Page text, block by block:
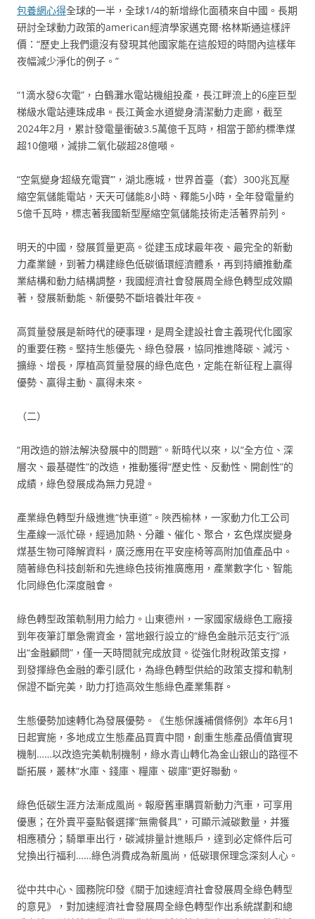
包養網心得全球的一半，全球1/4的新增綠化面積來自中國。長期
研討全球動力政策的american經濟學家邁克爾·格林斯通這樣評
價：“歷史上我們還沒有發現其他國家能在這般短的時間內這樣年
夜幅減少淨化的例子。”
“1滴水發6次電”，白鶴灘水電站機組投產，長江畔流上的6座巨型
梯級水電站連珠成串。長江黃金水道變身清潔動力走廊，截至
2024年2月，累計發電量衝破3.5萬億千瓦時，相當于節約標準煤
超10億噸，減排二氧化碳超28億噸。
“空氣變身‘超級充電寶’”，湖北應城，世界首臺（套）300兆瓦壓
縮空氣儲能電站，天天可儲能8小時、釋能5小時，全年發電量約
5億千瓦時，標志著我國新型壓縮空氣儲能技術走活著界前列。
明天的中國，發展質量更高。從建玉成球最年夜、最完全的新動
力產業鏈，到著力構建綠色低碳循環經濟體系，再到持續推動產
業結構和動力結構調整，我國經濟社會發展周全綠色轉型成效顯
著，發展新動能、新優勢不斷培養壯年夜。
高質量發展是新時代的硬事理，是周全建設社會主義現代化國家
的重要任務。堅持生態優先、綠色發展，協同推進降碳、減污、
擴綠、增長，厚植高質量發展的綠色底色，定能在新征程上贏得
優勢、贏得主動、贏得未來。
（二）
“用改造的辦法解決發展中的問題”。新時代以來，以“全方位、深
層次、最基礎性”的改造，推動獲得“歷史性、反動性、開創性”的
成績，綠色發展成為無力見證。
產業綠色轉型升級進進“快車道”。陜西榆林，一家動力化工公司
生產線一派忙碌，經過加熱、分離、催化、聚合，玄色煤炭變身
煤基生物可降解資料，廣泛應用在平安座椅等高附加值產品中。
隨著綠色科技創新和先進綠色技術推廣應用，產業數字化、智能
化同綠色化深度融會。
綠色轉型政策軌制用力給力。山東德州，一家國家級綠色工廠接
到年夜筆訂單急需資金，當地銀行設立的“綠色金融示范支行”派
出“金融顧問”，僅一天時間就完成放貸。從強化財稅政策支撐，
到發揮綠色金融的牽引感化，為綠色轉型供給的政策支撐和軌制
保證不斷完美，助力打造高效生態綠色產業集群。
生態優勢加速轉化為發展優勢。《生態保護補償條例》本年6月1
日起實施，多地成立生態產品買賣中間，創重生態產品價值實現
機制……以改造完美軌制機制，綠水青山轉化為金山銀山的路徑不
斷拓展，叢林“水庫、錢庫、糧庫、碳庫”更好聯動。
綠色低碳生涯方法漸成風尚。報廢舊車購買新動力汽車，可享用
優惠；在外賣平臺點餐選擇“無需餐具”，可顯示減碳數量，并獲
相應積分；騎單車出行，碳減排量計進賬戶，達到必定條件后可
兌換出行福利……綠色消費成為新風尚，低碳環保理念深刻人心。
從中共中心、國務院印發《關于加速經濟社會發展周全綠色轉型
的意見》，對加速經濟社會發展周全綠色轉型作出系統謀劃和總